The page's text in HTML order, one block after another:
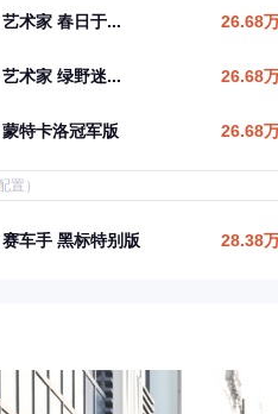
术家 春日于... 26.68
术家 绿野迷... 26.68
特卡洛冠军版 26.68
置）
车手 黑标特别版 28.38